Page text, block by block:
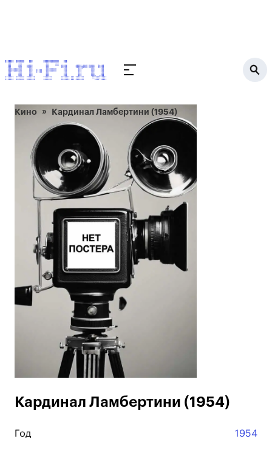
Кино Кардинал Ламбертини (1954)
Кардинал Ламбертини (1954)
Год 1954